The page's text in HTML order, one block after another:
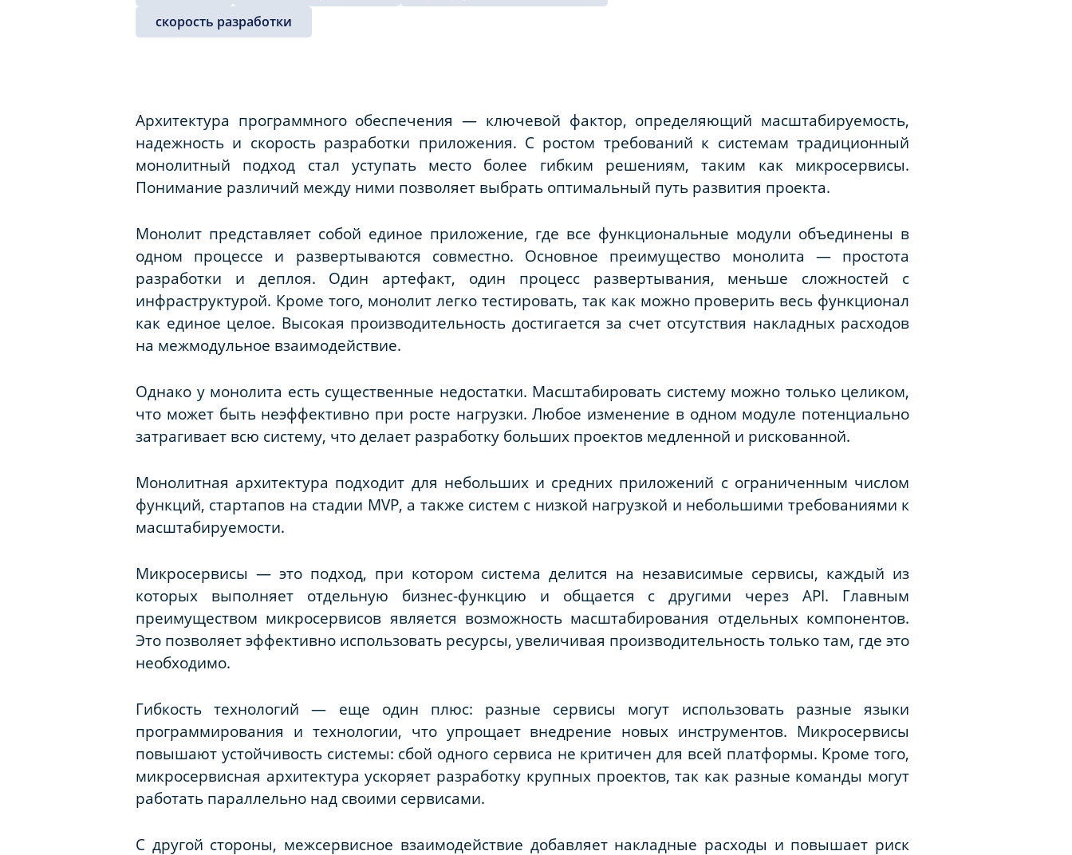
скорость разработки
Архитектура программного обеспечения — ключевой фактор, определяющий масштабируемость,
надежность и скорость разработки приложения. С ростом требований к системам традиционный
монолитный подход стал уступать место более гибким решениям, таким как микросервисы.
Понимание различий между ними позволяет выбрать оптимальный путь развития проекта.
Монолит представляет собой единое приложение, где все функциональные модули объединены в
одном процессе и развертываются совместно. Основное преимущество монолита — простота
разработки и деплоя. Один артефакт, один процесс развертывания, меньше сложностей с
инфраструктурой. Кроме того, монолит легко тестировать, так как можно проверить весь функционал
как единое целое. Высокая производительность достигается за счет отсутствия накладных расходов
на межмодульное взаимодействие.
Однако у монолита есть существенные недостатки. Масштабировать систему можно только целиком,
что может быть неэффективно при росте нагрузки. Любое изменение в одном модуле потенциально
затрагивает всю систему, что делает разработку больших проектов медленной и рискованной.
Монолитная архитектура подходит для небольших и средних приложений с ограниченным числом
функций, стартапов на стадии MVP, а также систем с низкой нагрузкой и небольшими требованиями к
масштабируемости.
Микросервисы — это подход, при котором система делится на независимые сервисы, каждый из
которых выполняет отдельную бизнес-функцию и общается с другими черезAPI. Главным
преимуществом микросервисов является возможность масштабирования отдельных компонентов.
Это позволяет эффективно использовать ресурсы, увеличивая производительность только там, где это
необходимо.
Гибкость технологий — еще один плюс: разные сервисы могут использовать разные языки
программирования и технологии, что упрощает внедрение новых инструментов. Микросервисы
повышают устойчивость системы: сбой одного сервиса не критичен для всей платформы. Кроме того,
микросервисная архитектура ускоряет разработку крупных проектов, так как разные команды могут
работать параллельно над своими сервисами.
С другой стороны, межсервисное взаимодействие добавляет накладные расходы и повышает риск